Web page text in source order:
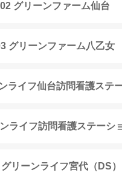
グリーンファーム仙台
グリーンファーム八乙女
ライフ仙台訪問看護ステ
ライフ訪問看護ステーシ
リーンライフ宮代（DS）